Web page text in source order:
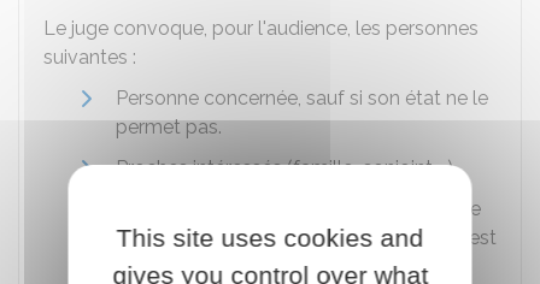
Le juge convoque, pour l'audience, les personnes
suivantes :
Personne concernée, sauf si son état ne le
permet pas.
Proches intéressés (famille, conjoint,...).
Éventuellement un avocat, si la personne
concernée en dispose ou si l'assistance est
jugée nécessaire.
This site uses cookies and
gives you control over what